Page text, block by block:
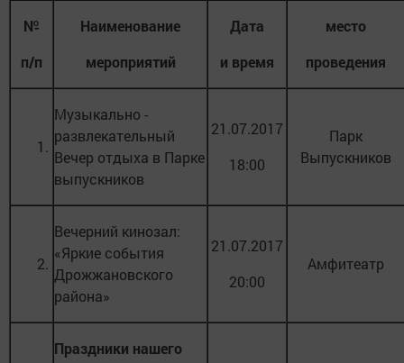
№
п/п
Наименование
мероприятий
Дата
и время
место
проведения
1.
Музыкально -
развлекательный
Вечер отдыха в Парке
выпускников
21.07.2017
18:00
Парк
Выпускников
2.
Вечерний кинозал:
«Яркие события
Дрожжановского
района»
21.07.2017
20:00
Амфитеатр
Праздники нашего